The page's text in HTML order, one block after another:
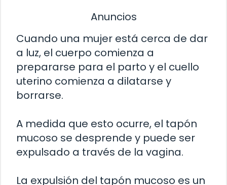
Anuncios
Cuando una mujer está cerca de dar
a luz, el cuerpo comienza a
prepararse para el parto y el cuello
uterino comienza a dilatarse y
borrarse.
A medida que esto ocurre, el tapón
mucoso se desprende y puede ser
expulsado a través de la vagina.
La expulsión del tapón mucoso es un